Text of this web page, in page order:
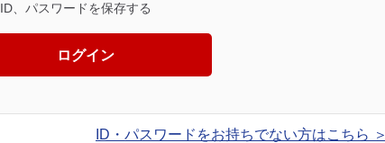
ID、パスワードを保存する
ログイン
ID・パスワードをお持ちでない方はこちら ＞